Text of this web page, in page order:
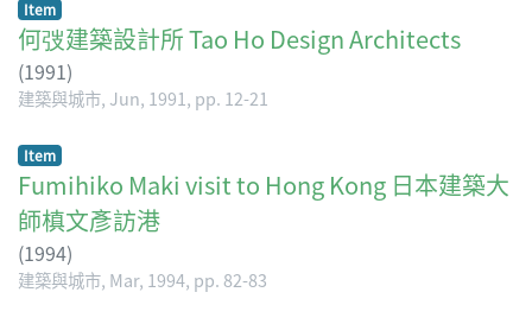
Item
何弢建築設計所 Tao Ho Design Architects
(1991)
建築與城市, Jun, 1991, pp. 12-21
Item
Fumihiko Maki visit to Hong Kong 日本建築大
師槙文彥訪港
(1994)
建築與城市, Mar, 1994, pp. 82-83